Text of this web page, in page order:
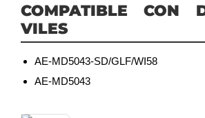
COMPATIBLE CON
VILES
AE-MD5043-SD/GLF/WI58
AE-MD5043